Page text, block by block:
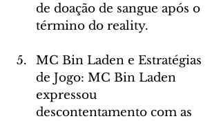
de doação de sangue após o
término do reality.
MC Bin Laden e Estratégias
de Jogo: MC Bin Laden
expressou
descontentamento com as